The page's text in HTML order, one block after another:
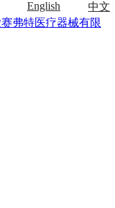
弗特医疗器械有限
中文
English